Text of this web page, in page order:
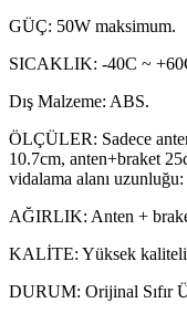
GÜÇ: 50W maksimum.
SICAKLIK: -40C ~
Dış Malzeme: ABS.
ÖLÇÜLER: Sadece
10.7cm, anten+braket
vidalama alanı
AĞIRLIK: Anten +
KALİTE: Yüksek kaliteli
DURUM: Orijinal Sıfır